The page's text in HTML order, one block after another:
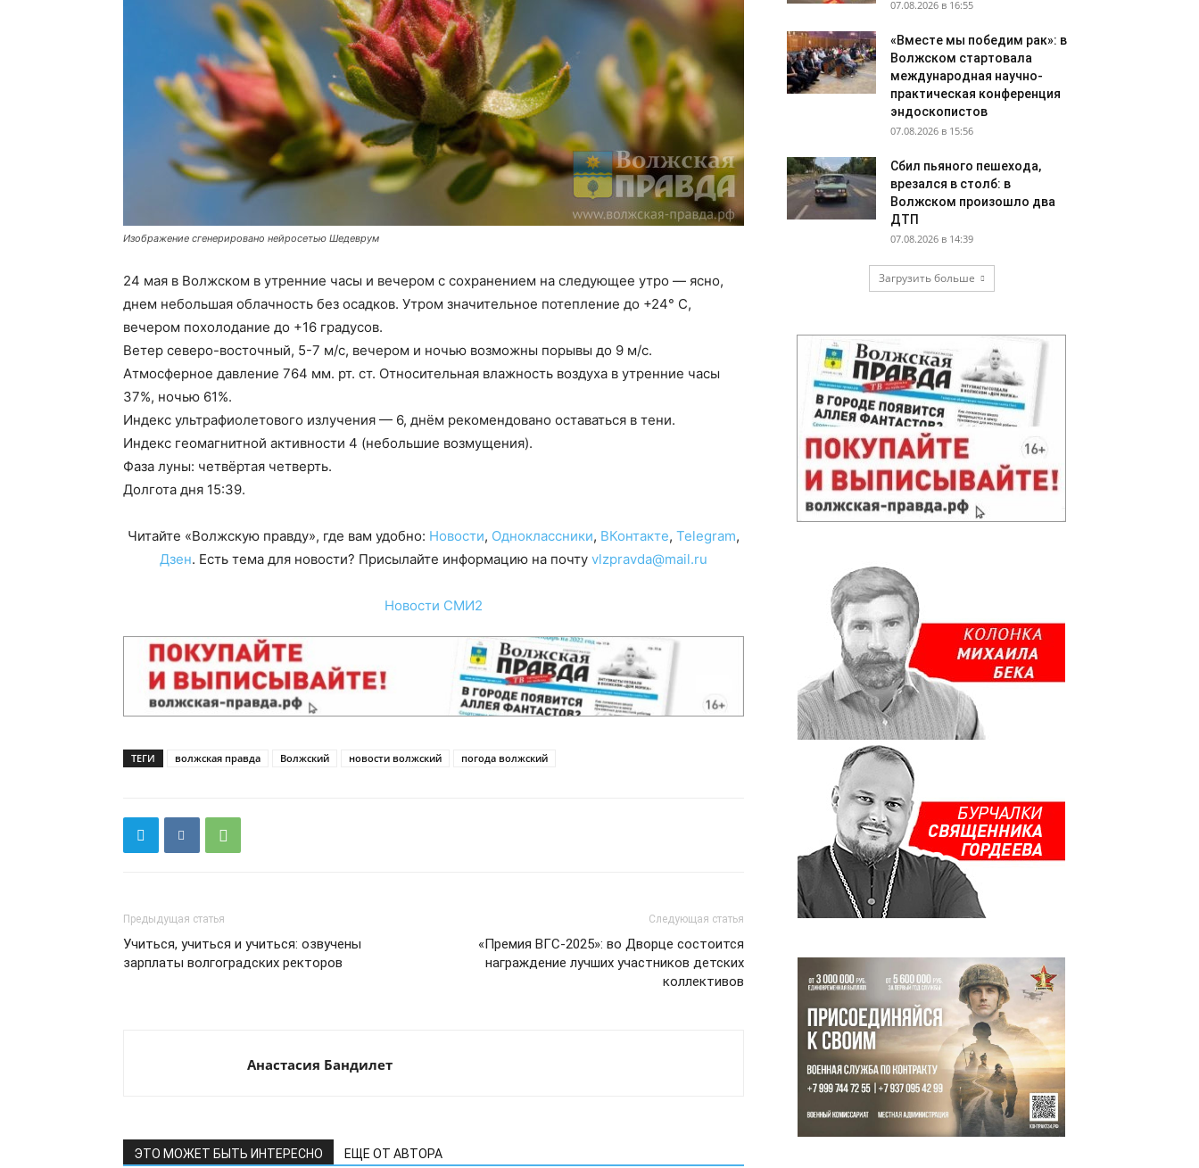
Изображение сгенерировано нейросетью Шедеврум
24 мая в Волжском в утренние часы и вечером с сохранением на следующее утро — ясно,
днем небольшая облачность без осадков. Утром значительное потепление до +24° С,
вечером похолодание до +16 градусов.
Ветер северо-восточный, 5-7 м/с, вечером и ночью возможны порывы до 9 м/с.
Атмосферное давление 764 мм. рт. ст. Относительная влажность воздуха в утренние часы
37%, ночью 61%.
Индекс ультрафиолетового излучения — 6, днём рекомендовано оставаться в тени.
Индекс геомагнитной активности 4 (небольшие возмущения).
Фаза луны: четвёртая четверть.
Долгота дня 15:39.
Читайте «Волжскую правду», где вам удобно: Новости, Одноклассники, ВКонтакте, Telegram,
Дзен. Есть тема для новости? Присылайте информацию на почту vlzpravda@mail.ru
Новости СМИ2
ТЕГИ волжская правда Волжский новости волжский погода волжский
Предыдущая статья
Учиться, учиться и учиться: озвучены
зарплаты волгоградских ректоров
Следующая статья
«Премия ВГС-2025»: во Дворце состоится
награждение лучших участников детских
коллективов
Анастасия Бандилет
ЭТО МОЖЕТ БЫТЬ ИНТЕРЕСНО ЕЩЕ ОТ АВТОРА
07.08.2026 в 16:55
«Вместе мы победим рак»: в
Волжском стартовала
международная научно-
практическая конференция
эндоскопистов
07.08.2026 в 15:56
Сбил пьяного пешехода,
врезался в столб: в
Волжском произошло два
ДТП
07.08.2026 в 14:39
Загрузить больше